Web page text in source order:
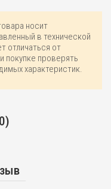
носит
в технической
отличаться от
покупке проверять
характеристик.